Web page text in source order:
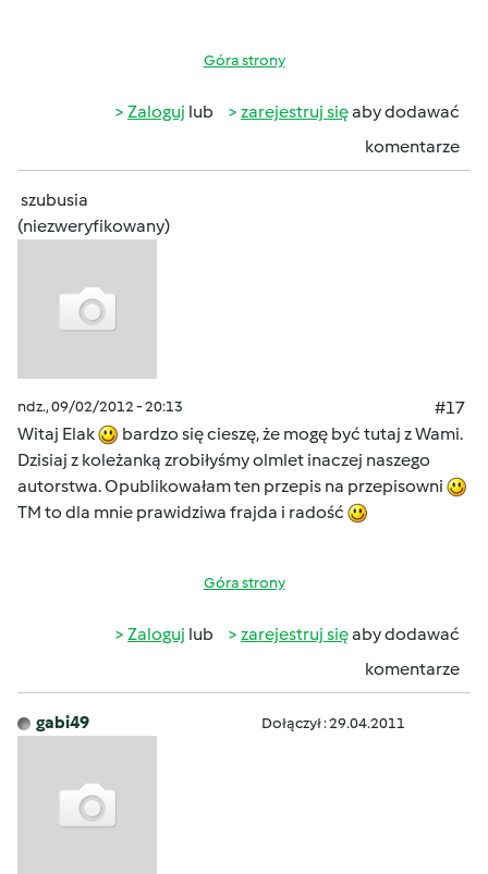
Góra strony
Zaloguj lub zarejestruj sięaby dodawać
komentarze
szubusia
(niezweryfikowany)
ndz., 09/02/2012 - 20:13
#17
Witaj Elak
bardzo się cieszę, że mogę być tutaj z Wami.
Dzisiaj z koleżanką zrobiłyśmy olmlet inaczej naszego
autorstwa. Opublikowałam ten przepis na przepisowni
TM to dla mnie prawidziwa frajda i radość
Góra strony
Zaloguj lub zarejestruj sięaby dodawać
komentarze
gabi49 Dołączył : 29.04.2011